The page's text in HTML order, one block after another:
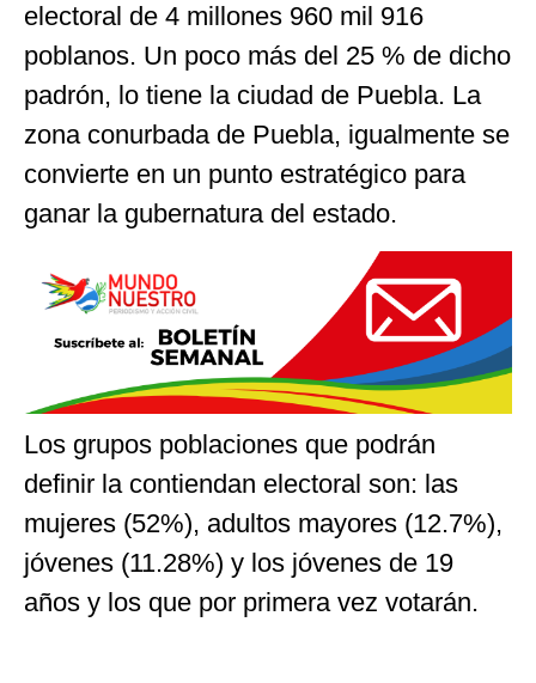
electoral de 4 millones 960 mil 916
poblanos. Un poco más del 25 % de dicho
padrón, lo tiene la ciudad de Puebla. La
zona conurbada de Puebla, igualmente se
convierte en un punto estratégico para
ganar la gubernatura del estado.
Los grupos poblaciones que podrán
definir la contiendan electoral son: las
mujeres (52%), adultos mayores (12.7%),
jóvenes (11.28%) y los jóvenes de 19
años y los que por primera vez votarán.